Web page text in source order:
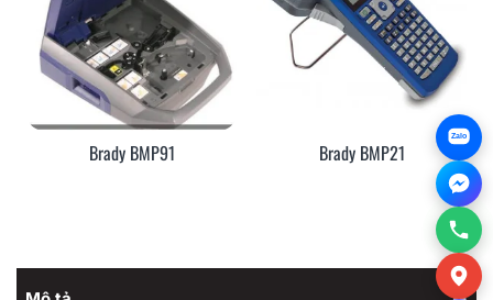
Brady BMP91 Brady BMP21
Zalo